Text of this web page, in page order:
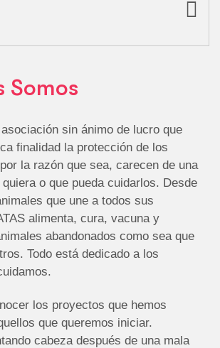
Somos
asociación sin ánimo de lucro que
finalidad la protección de los
la razón que sea, carecen de una
o que pueda cuidarlos. Desde
que une a todos sus
alimenta, cura, vacuna y
abandonados como sea que
Todo está dedicado a los
los proyectos que hemos
que queremos iniciar.
cabeza después de una mala